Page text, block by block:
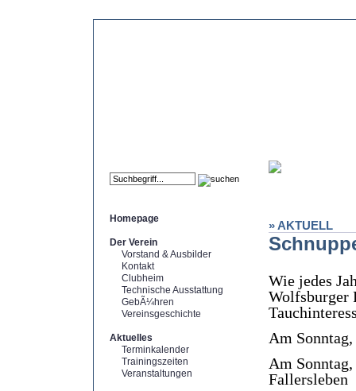
Homepage
Der Verein
Vorstand & Ausbilder
Kontakt
Clubheim
Technische Ausstattung
GebÃ¼hren
Vereinsgeschichte
Aktuelles
Terminkalender
Trainingszeiten
Veranstaltungen
» AKTUELL
Wie jedes
Wolfsburger
Am
Am
Fallersleben